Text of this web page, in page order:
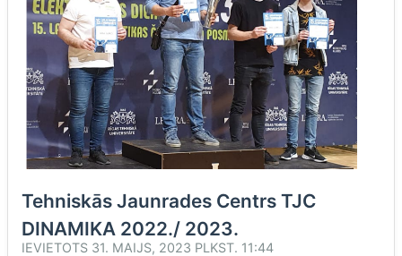
Tehniskās Jaunrades Centrs TJC
DINAMIKA 2022./ 2023.
IEVIETOTS 31. MAIJS, 2023 PLKST. 11:44